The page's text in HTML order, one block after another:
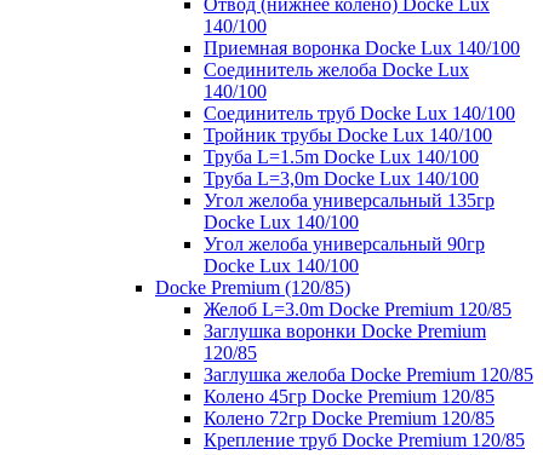
Отвод (нижнее колено) Docke Lux
140/100
Приемная воронка Docke Lux 140/100
Соединитель желоба Docke Lux
140/100
Соединитель труб Docke Lux 140/100
Тройник трубы Docke Lux 140/100
Труба L=1.5m Docke Lux 140/100
Труба L=3,0m Docke Lux 140/100
Угол желоба универсальный 135гр
Docke Lux 140/100
Угол желоба универсальный 90гр
Docke Lux 140/100
Docke Premium (120/85)
Желоб L=3.0m Docke Premium 120/85
Заглушка воронки Docke Premium
120/85
Заглушка желоба Docke Premium 120/85
Колено 45гр Docke Premium 120/85
Колено 72гр Docke Premium 120/85
Крепление труб Docke Premium 120/85